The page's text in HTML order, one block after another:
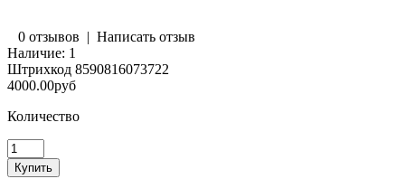
0 отзывов | Написать отзыв
Наличие: 1
Штрихкод 8590816073722
4000.00руб
Количество